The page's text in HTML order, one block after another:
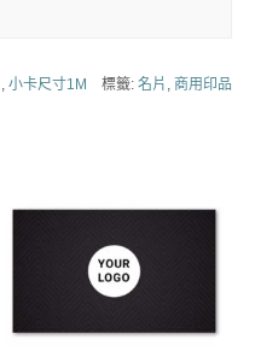
,小卡尺寸1M 標籤:名片 ,商用印品